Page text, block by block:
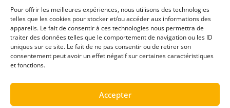
Pour offrir les meilleures expériences, nous utilisons des technologies
telles que les cookies pour stocker et/ou accéder aux informations des
appareils. Le fait de consentir à ces technologies nous permettra de
traiter des données telles que le comportement de navigation ou les ID
uniques sur ce site. Le fait de ne pas consentir ou de retirer son
consentement peut avoir un effet négatif sur certaines caractéristiques
et fonctions.
Accepter
Télécharge le poster